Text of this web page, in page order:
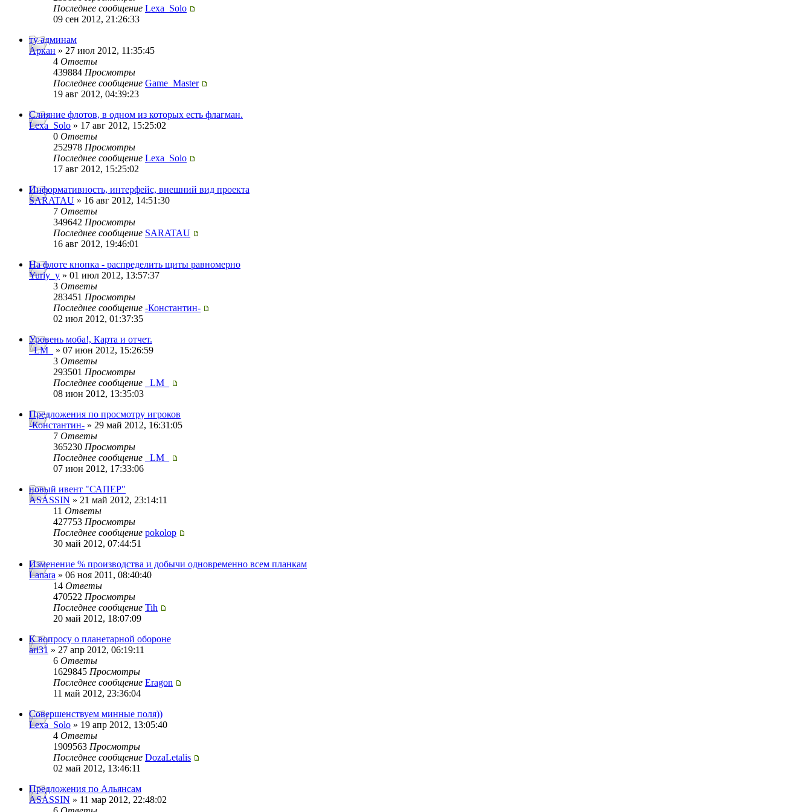
Последнее сообщение Lexa_Solo
09 сен 2012, 21:26:33
ту админам
Аркан » 27 июл 2012, 11:35:45
4 Ответы
439884 Просмотры
Последнее сообщение Game_Master
19 авг 2012, 04:39:23
Слияние флотов, в одном из которых есть флагман.
Lexa_Solo » 17 авг 2012, 15:25:02
0 Ответы
252978 Просмотры
Последнее сообщение Lexa_Solo
17 авг 2012, 15:25:02
Информативность, интерфейс, внешний вид проекта
SARATAU » 16 авг 2012, 14:51:30
7 Ответы
349642 Просмотры
Последнее сообщение SARATAU
16 авг 2012, 19:46:01
На флоте кнопка - распределить щиты равномерно
Yuriy_y » 01 июл 2012, 13:57:37
3 Ответы
283451 Просмотры
Последнее сообщение -Константин-
02 июл 2012, 01:37:35
Уровень моба!, Карта и отчет.
_LM_
» 07 июн 2012, 15:26:59
3 Ответы
293501 Просмотры
Последнее сообщение
_LM_
08 июн 2012, 13:35:03
Предложения по просмотру игроков
-Константин- » 29 май 2012, 16:31:05
7 Ответы
365230 Просмотры
Последнее сообщение
_LM_
07 июн 2012, 17:33:06
новый ивент "САПЕР"
ASASSIN » 21 май 2012, 23:14:11
11 Ответы
427753 Просмотры
Последнее сообщение pokolop
30 май 2012, 07:44:51
Изменение % производства и добычи одновременно всем планкам
Lanara » 06 ноя 2011, 08:40:40
14 Ответы
470522 Просмотры
Последнее сообщение Tih
20 май 2012, 18:07:09
К вопросу о планетарной обороне
ari31 » 27 апр 2012, 06:19:11
6 Ответы
1629845 Просмотры
Последнее сообщение Eragon
11 май 2012, 23:36:04
Совершенствуем минные поля))
Lexa_Solo » 19 апр 2012, 13:05:40
4 Ответы
1909563 Просмотры
Последнее сообщение DozaLetalis
02 май 2012, 13:46:11
Предложения по Альянсам
ASASSIN » 11 мар 2012, 22:48:02